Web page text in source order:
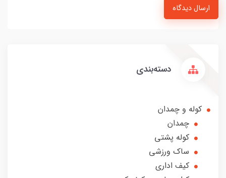
ارسال دیدگاه
دسته‌بندی
کوله و چمدان
چمدان
کوله پشتی
ساک ورزشی
کیف اداری